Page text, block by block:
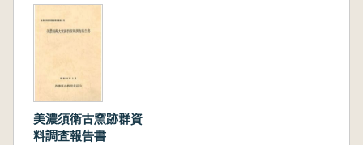
美濃須衛古窯跡群資
料調査報告書